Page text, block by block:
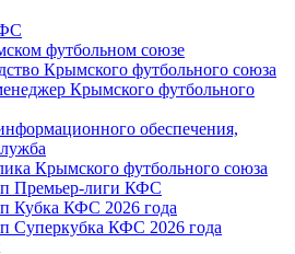
футбольном союзе
Крымского футбольного союза
Крымского футбольного
обеспечения,
Крымского футбольного союза
Премьер-лиги КФС
Кубка КФС 2026 года
Суперкубка КФС 2026 года